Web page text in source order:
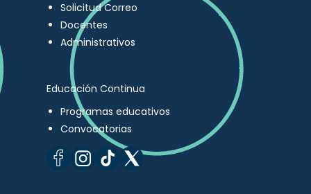
Solicitud Correo
Docentes
Administrativos
Educación Continua
Programas educativos
Convocatorias